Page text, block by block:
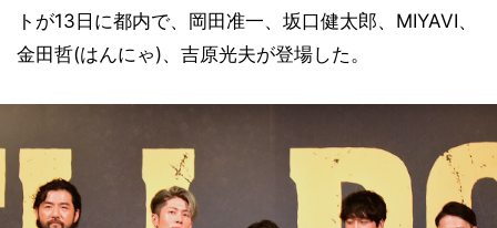
トが13日に都内で、岡田准一、坂口健太郎、MIYAVI、
金田哲(はんにゃ)、吉原光夫が登場した。